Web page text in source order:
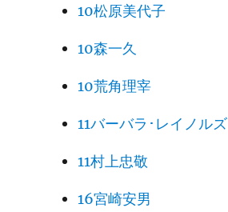
10松原美代子
10森一久
10荒角理宰
11バーバラ･レイノルズ
11村上忠敬
16宮崎安男